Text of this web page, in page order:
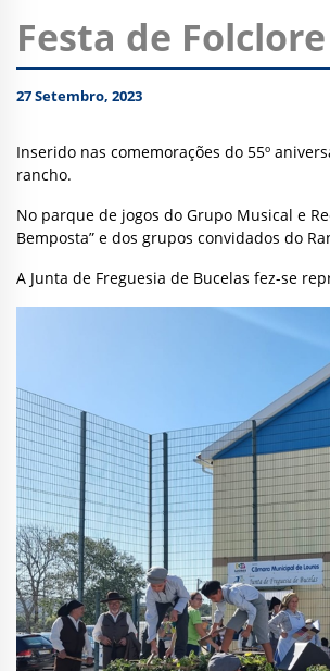
Festa de
27 Setembro, 2023
Inserido nas comemorações do 55º
rancho.
No parque de jogos do Grupo Musical e
Bemposta” e dos grupos convidados do
A Junta de Freguesia de Bucelas fez-se